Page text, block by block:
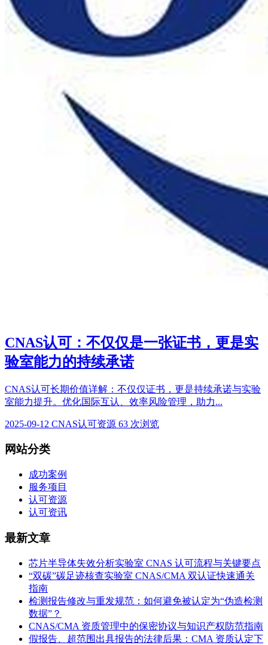
CNAS认可：不仅仅是一张证书，更是实
验室能力的持续承诺
CNAS认可长期价值详解：不仅仅证书，更是持续承诺与实验
室能力提升。优化国际互认、效率风险管理，助力...
2025-09-12 CNAS认可资源 63 次浏览
网站分类
成功案例
服务项目
认可资源
认可资讯
最新文章
芯片半导体失效分析实验室 CNAS 认可流程与关键要点
“双碳”碳足迹核查实验室 CNAS/CMA 双认证快速通关
指南
检测报告修改与重发规范：如何避免被认定为“伪造检测
数据”？
CNAS/CMA 资质管理中的保密协议与知识产权防范指南
假报告、超范围出具报告的法律后果：CMA 资质认定下